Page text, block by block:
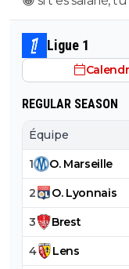
pour voir ce qu’il
Ligue 1
REGULAR SEASON
Équipe
1 O. Marseille
2 O. Lyonnais
3 Brest
4 Lens